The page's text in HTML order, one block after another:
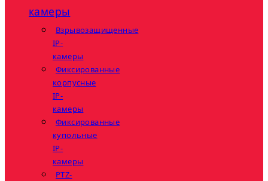
камеры
Взрывозащищенные
IP-
камеры
Фиксированные
корпусные
IP-
камеры
Фиксированные
купольные
IP-
камеры
PTZ-